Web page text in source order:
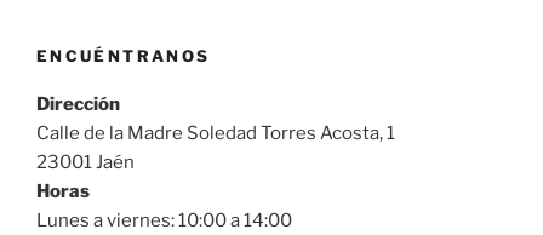
ENCUÉNTRANOS
Dirección
Calle de la Madre Soledad Torres Acosta, 1
23001 Jaén
Horas
Lunes a viernes: 10:00 a 14:00